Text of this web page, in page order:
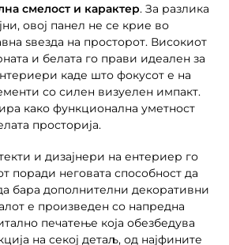
смелост и карактер. За разлика
овој панел не се крие во
ѕвезда на просторот. Високиот
и белата го прави идеален за
каде што фокусот е на
со силен визуелен импакт.
како функционална уметност
просторија.
и дизајнери на ентериер го
поради неговата способност да
бара дополнителни декоративни
е произведен со напредна
печатење која обезбедува
на секој детаљ, од најфините